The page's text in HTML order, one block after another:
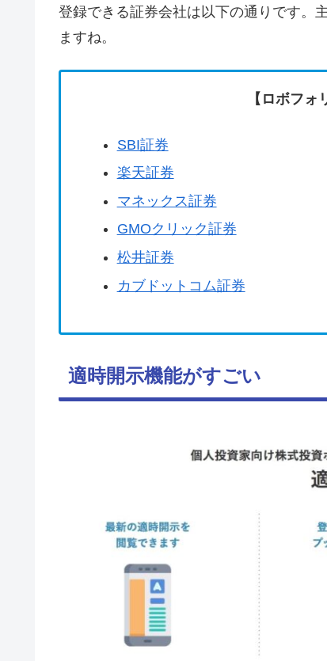
登録できる証券会社は以下の通りです。
ますね。
【ロボフォ
SBI証券
楽天証券
マネックス証券
GMOクリック証券
松井証券
カブドットコム証券
適時開示機能がすごい